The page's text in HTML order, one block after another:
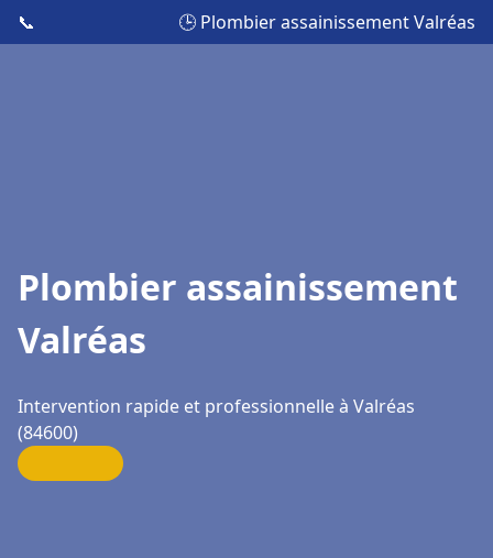
📞 🕒 Plombier assainissement Valréas
Plombier assainissement
Valréas
Intervention rapide et professionnelle à Valréas
(84600)